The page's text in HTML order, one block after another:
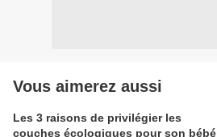
Vous aimerez aussi
Les 3 raisons de privilégier les
couches écologiques pour son bébé